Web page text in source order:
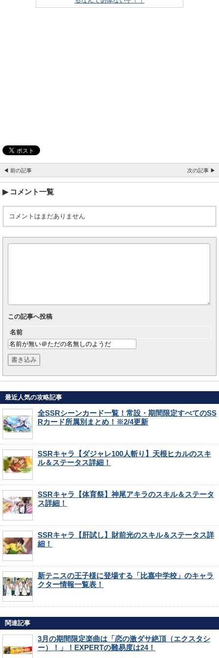
◀ 前の記事 次の記事 ▶
コメント一覧
コメントはまだありません
この記事へ投稿
名前
最近人気の攻略記事
全SSRシーンカード一覧！常設・期間限定すべてのSS
Rカード所属別まとめ！※2/4更新
SSRキャラ【ダジャレ100人斬り】天根ヒカルのスキ
ル＆ステータス詳細！
SSRキャラ【体育祭】神尾アキラのスキル＆ステータ
ス詳細！
SSRキャラ【肝試し】財前光のスキル＆ステータス詳
細！
新テニスの王子様に登場する「比嘉中学校」のキャラ
クター情報一覧表！
関連記事
3月の期間限定楽曲は「恋の激ダサ絶頂（エクスタシ
ー）！」！EXPERTの難易度は24！